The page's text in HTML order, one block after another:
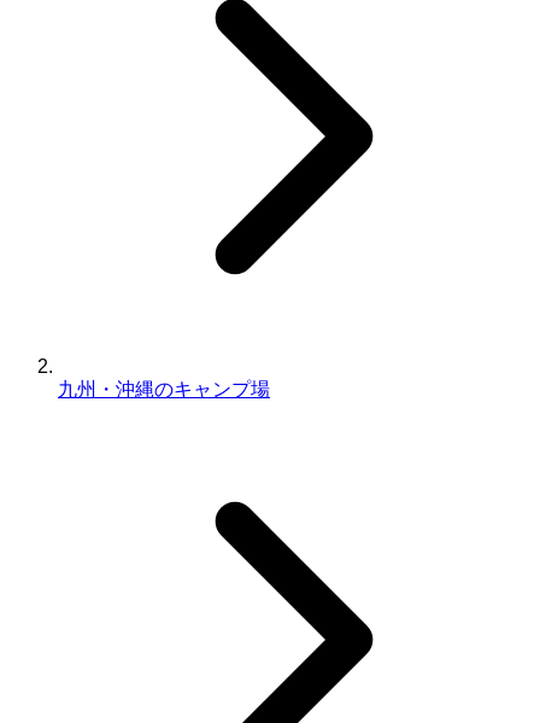
九州・沖縄のキャンプ場